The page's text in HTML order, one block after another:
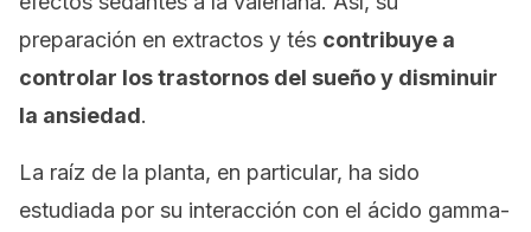
preparación en extractos y tés contribuye a
controlar los trastornos del sueño y disminuir
la ansiedad.
La raíz de la planta, en particular, ha sido
estudiada por su interacción con el ácido gamma-